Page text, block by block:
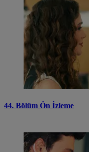
44. Bölüm Ön İzleme